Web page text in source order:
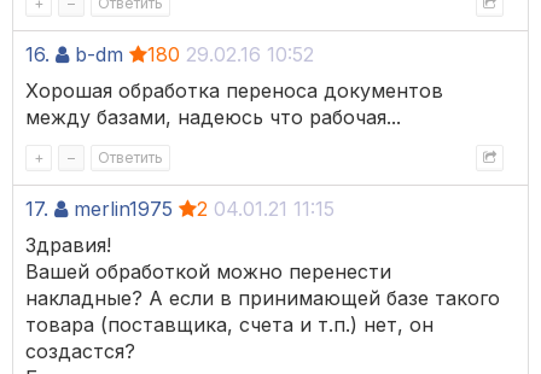
16. b-dm 180 29.02.16 10:52
Хорошая обработка переноса документов
между базами, надеюсь что рабочая...
+ – Ответить
17. merlin1975 2 04.01.21 11:15
Здравия!
Вашей обработкой можно перенести
накладные? А если в принимающей базе такого
товара (поставщика, счета и т.п.) нет, он
создастся?